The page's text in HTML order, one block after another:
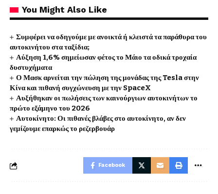
You Might Also Like
Συμφέρει να οδηγούμε με ανοικτά ή κλειστά τα παράθυρα του
αυτοκινήτου στα ταξίδια;
Αύξηση 1,6% σημείωσαν φέτος το Μάιο τα οδικά τροχαία
δυστυχήματα
Ο Μασκ αρνείται την πώληση της μονάδας της Tesla στην
Κίνα και πιθανή συγχώνευση με την SpaceX
Αυξήθηκαν οι πωλήσεις των καινούργιων αυτοκινήτων το
πρώτο εξάμηνο του 2026
Αυτοκίνητο: Οι πιθανές βλάβες στο αυτοκίνητο, αν δεν
γεμίζουμε επαρκώς το ρεζερβουάρ
Facebook